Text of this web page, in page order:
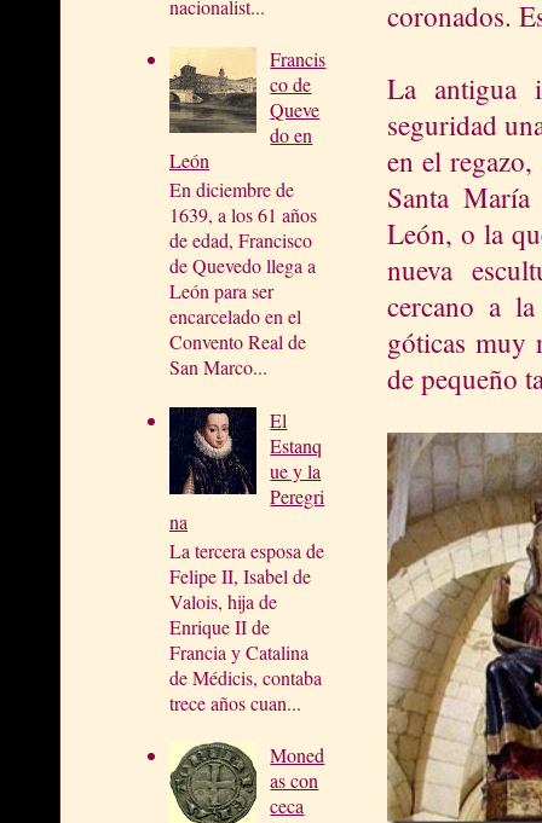
nacionalist...
Francis
co de
Queve
do en
León
En diciembre de
1639, a los 61 años
de edad, Francisco
de Quevedo llega a
León para ser
encarcelado en el
Convento Real de
San Marco...
El
Estanq
ue y la
Peregri
na
La tercera esposa de
Felipe II, Isabel de
Valois, hija de
Enrique II de
Francia y Catalina
de Médicis, contaba
trece años cuan...
Moned
as con
ceca
coronados.
La antigua
seguridad
en el
Santa
León, o la
nueva
cercano a
góticas muy
de pequeño